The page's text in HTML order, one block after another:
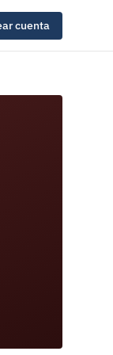
cuenta